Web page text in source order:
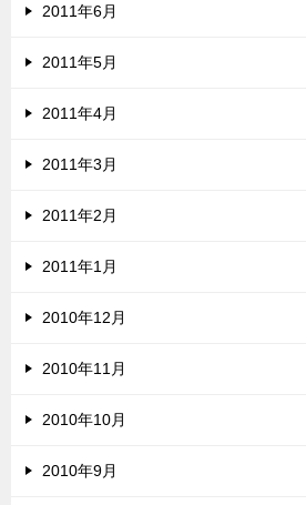
2011年6月
2011年5月
2011年4月
2011年3月
2011年2月
2011年1月
2010年12月
2010年11月
2010年10月
2010年9月